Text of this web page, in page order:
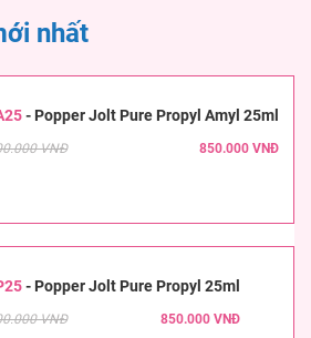
nhất
- Popper Jolt Pure Propyl Amyl 25ml
VNĐ 850.000 VNĐ
- Popper Jolt Pure Propyl 25ml
VNĐ 850.000 VNĐ